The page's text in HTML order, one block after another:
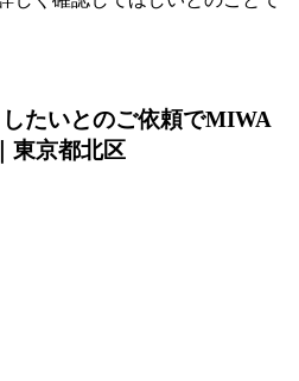
たいとのご依頼でMIWA
東京都北区